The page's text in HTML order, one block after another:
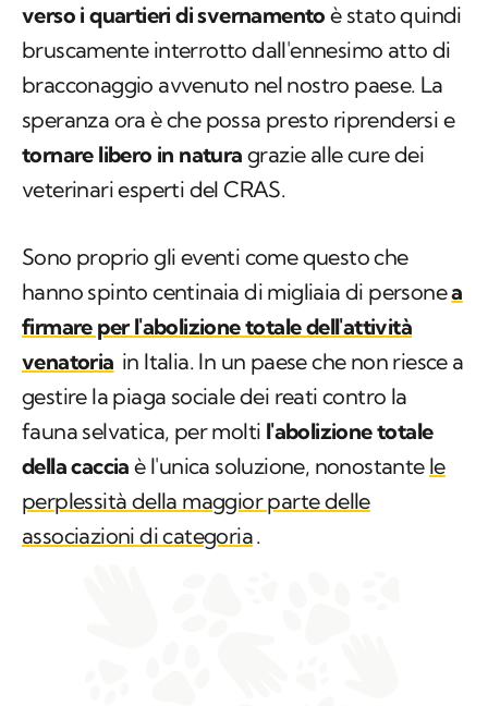
verso i quartieri di svernamento è stato quindi
bruscamente interrotto dall'ennesimo atto di
bracconaggio avvenuto nel nostro paese. La
speranza ora è che possa presto riprendersi e
tornare libero in natura grazie alle cure dei
veterinari esperti del CRAS.
Sono proprio gli eventi come questo che
hanno spinto centinaia di migliaia di personea
firmare per l'abolizione totale dell'attività
venatoria in Italia. In un paese che non riesce a
gestire la piaga sociale dei reati contro la
fauna selvatica, per molti l'abolizione totale
della caccia è l'unica soluzione, nonostante le
perplessità della maggior parte delle
associazioni di categoria.